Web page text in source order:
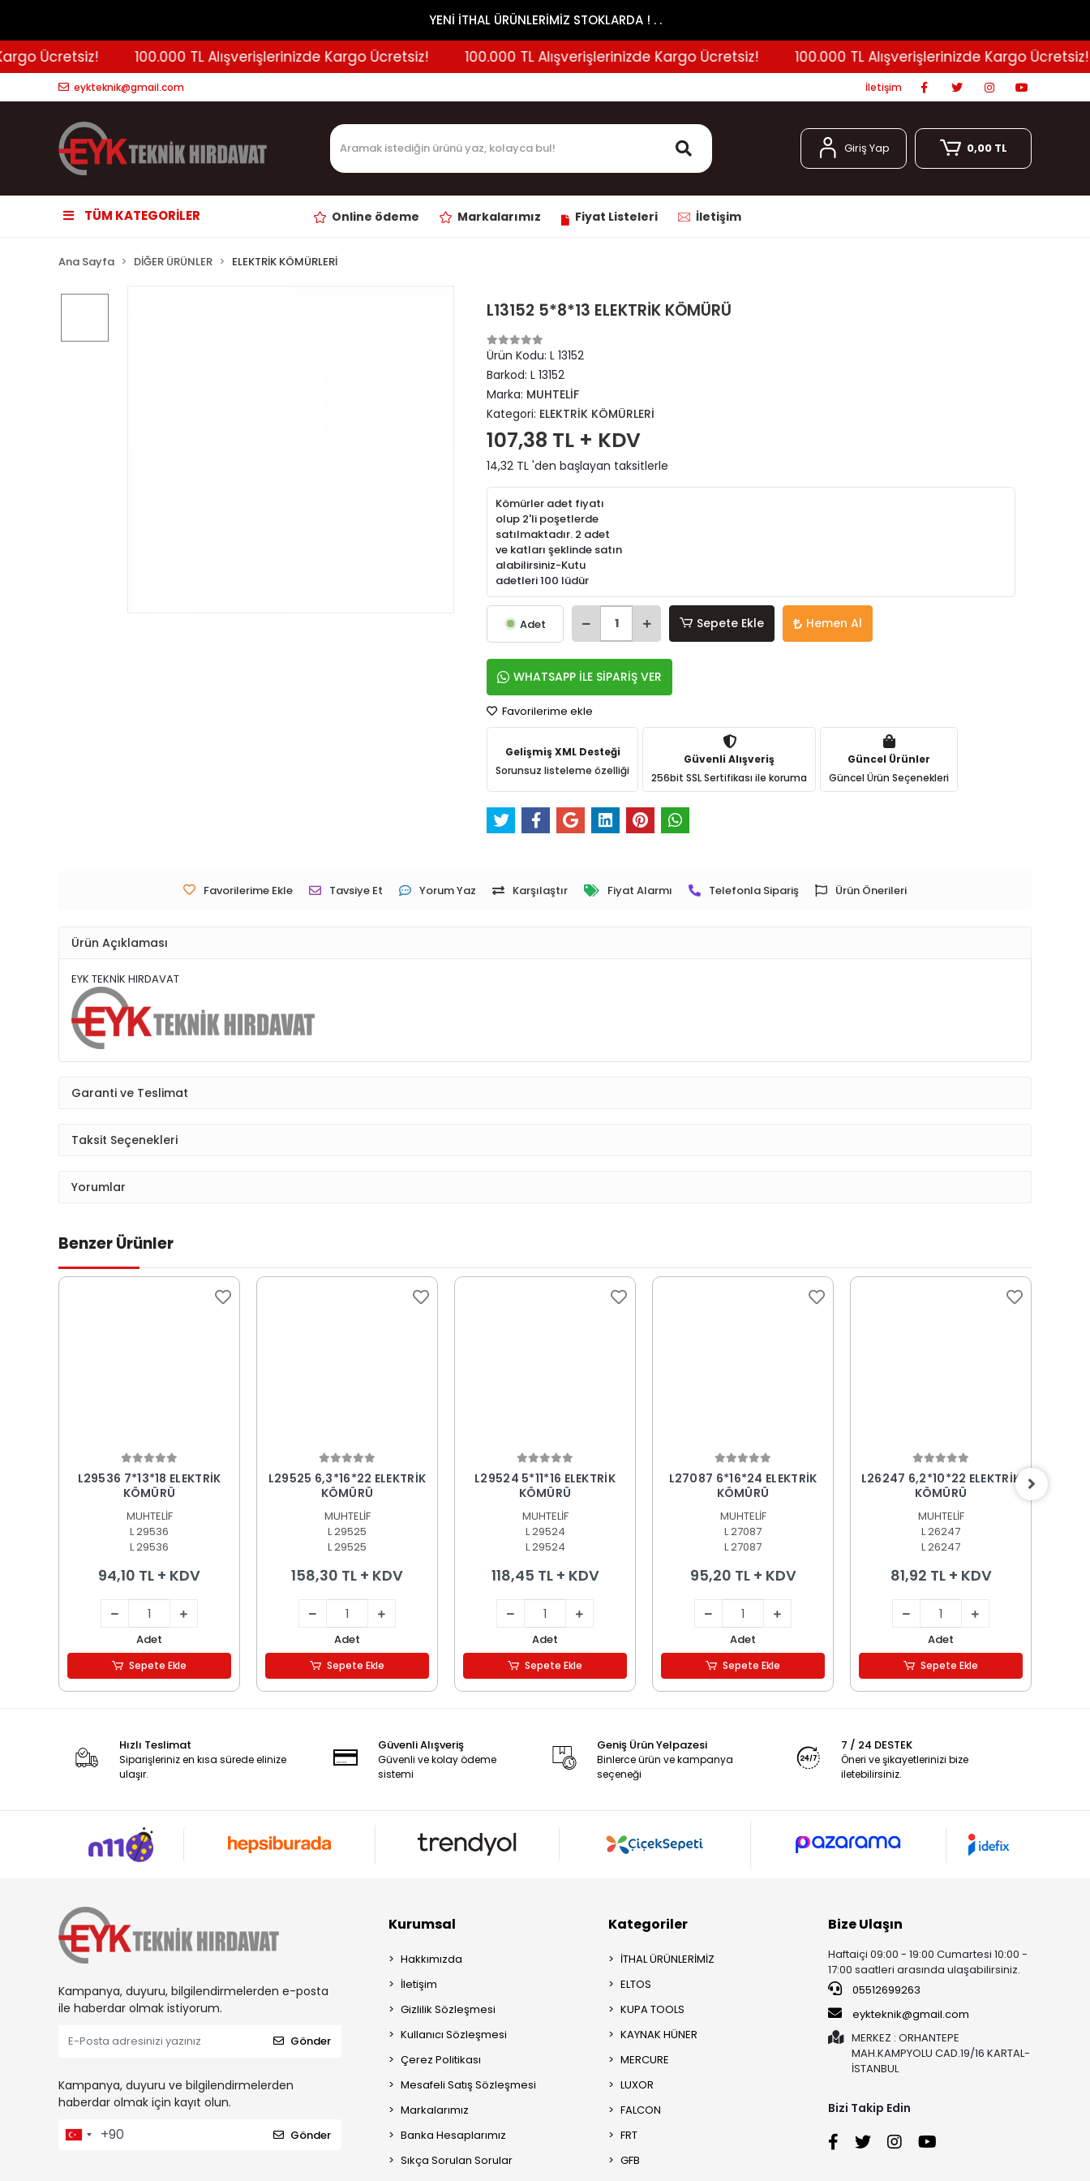
YENİ İTHAL ÜRÜNLERİMİZ STOKLARDA ! . .
Ücretsiz! 100.000 TL Alışverişlerinizde Kargo Ücretsiz! 100.000 TL Alışverişlerinizde Kargo Ücretsiz! 100.000 TL Alışverişlerinizde Kargo Ücretsiz!
eykteknik@gmail.com İletişim
Giriş Yap 0,00 TL
TÜM KATEGORİLER Online ödeme Markalarımız Fiyat Listeleri İletişim
Ana Sayfa DİĞER ÜRÜNLER ELEKTRİK KÖMÜRLERİ
L13152 5*8*13 ELEKTRİK KÖMÜRÜ
Ürün Kodu:L 13152
Barkod:L 13152
Marka: MUHTELİF
Kategori: ELEKTRİK KÖMÜRLERİ
107,38 TL + KDV
14,32 TL 'den başlayan taksitlerle
Kömürler adet fiyatı
olup 2'li poşetlerde
satılmaktadır. 2 adet
ve katları şeklinde satın
alabilirsiniz-Kutu
adetleri 100 lüdür
Adet Sepete Ekle Hemen Al
WHATSAPP İLE SİPARİŞ VER
Favorilerime ekle
Gelişmiş XML Desteği
Sorunsuz listeleme özelliği
Güvenli Alışveriş
256bit SSL Sertifikası ile koruma
Güncel Ürünler
Güncel Ürün Seçenekleri
Favorilerime Ekle Tavsiye Et Yorum Yaz Karşılaştır Fiyat Alarmı Telefonla Sipariş Ürün Önerileri
Ürün Açıklaması
EYK TEKNİK HIRDAVAT
Garanti ve Teslimat
Taksit Seçenekleri
Yorumlar
Benzer Ürünler
L29536 7*13*18 ELEKTRİK
KÖMÜRÜ
MUHTELİF
L 29536
L 29536
94,10 TL + KDV
Adet
Sepete Ekle
L29525 6,3*16*22 ELEKTRİK
KÖMÜRÜ
MUHTELİF
L 29525
L 29525
158,30 TL + KDV
Adet
Sepete Ekle
L29524 5*11*16 ELEKTRİK
KÖMÜRÜ
MUHTELİF
L 29524
L 29524
118,45 TL + KDV
Adet
Sepete Ekle
L27087 6*16*24 ELEKTRİK
KÖMÜRÜ
MUHTELİF
L 27087
L 27087
95,20 TL + KDV
Adet
Sepete Ekle
L26247 6,2*10*22 ELEKTRİK
KÖMÜRÜ
MUHTELİF
L 26247
L 26247
81,92 TL + KDV
Adet
Sepete Ekle
Hızlı Teslimat
Siparişleriniz en kısa sürede elinize
ulaşır.
Güvenli Alışveriş
Güvenli ve kolay ödeme
sistemi
Geniş Ürün Yelpazesi
Binlerce ürün ve kampanya
seçeneği
7 / 24 DESTEK
Öneri ve şikayetlerinizi bize
iletebilirsiniz.
Kampanya, duyuru, bilgilendirmelerden e-posta
ile haberdar olmak istiyorum.
Gönder
Kampanya, duyuru ve bilgilendirmelerden
haberdar olmak için kayıt olun.
Gönder
Kurumsal
Hakkımızda
İletişim
Gizlilik Sözleşmesi
Kullanıcı Sözleşmesi
Çerez Politikası
Mesafeli Satış Sözleşmesi
Markalarımız
Banka Hesaplarımız
Sıkça Sorulan Sorular
Kategoriler
İTHAL ÜRÜNLERİMİZ
ELTOS
KUPA TOOLS
KAYNAK HÜNER
MERCURE
LUXOR
FALCON
FRT
GFB
Bize Ulaşın
Haftaiçi 09:00 - 19:00 Cumartesi 10:00 -
17:00 saatleri arasında ulaşabilirsiniz.
05512699263
eykteknik@gmail.com
MERKEZ : ORHANTEPE
MAH.KAMPYOLU CAD.19/16 KARTAL-
İSTANBUL
Bizi Takip Edin